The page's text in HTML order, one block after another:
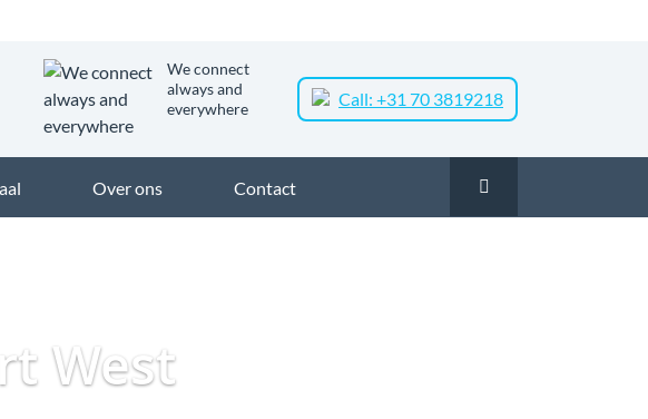
We connect
always and
everywhere
Call: +31 70 3819218
Over ons Contact
West